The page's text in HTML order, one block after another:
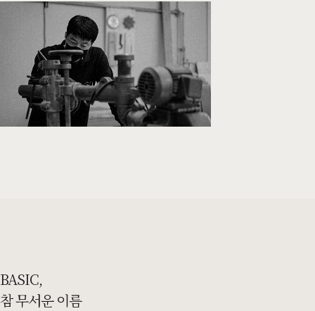
BASIC,
참 무서운 이름